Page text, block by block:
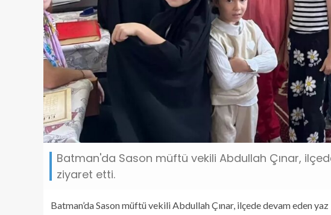
Batman'da Sason müftü vekili Abdullah Çınar,
ziyaret etti.
Batman’da Sason müftü vekili Abdullah Çınar, ilçede devam eden